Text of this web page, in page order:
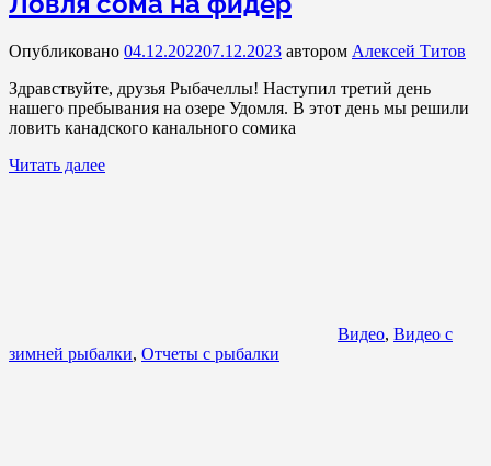
Опубликовано 04.12.202207.12.2023 автором Алексей Титов
Здравствуйте, друзья Рыбачеллы! Наступил третий день
нашего пребывания на озере Удомля. В этот день мы решили
ловить канадского канального сомика
Читать далее
Видео, Видео с
зимней рыбалки, Отчеты с рыбалки